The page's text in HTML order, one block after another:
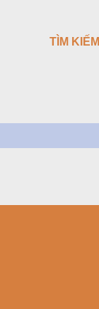
TÌM KIẾM